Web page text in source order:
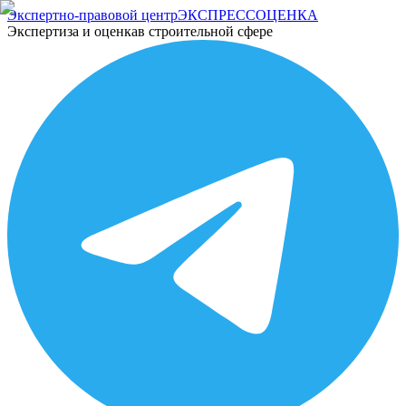
Экспертно-правовой центрЭКСПРЕССОЦЕНКА
Экспертиза и оценкав строительной сфере